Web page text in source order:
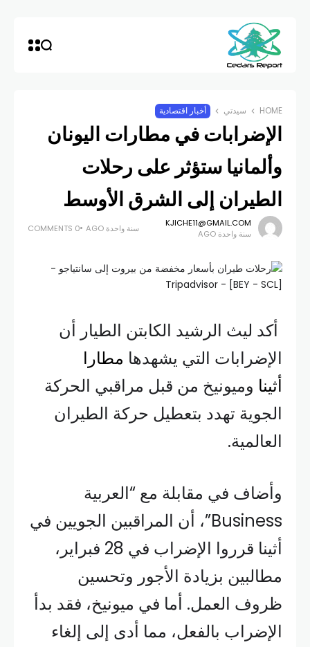
HOME سيدتي أخبار اقتصادية
الإضرابات في مطارات اليونان
وألمانيا ستؤثر على رحلات
الطيران إلى الشرق الأوسط
KJICHE11@GMAIL.COM
سنة واحدة AGO
سنة واحدة AGO 0 COMMENTS
أكد ليث الرشيد الكابتن الطيار أن
الإضرابات التي يشهدها مطارا
أثينا وميونيخ من قبل مراقبي الحركة
الجوية تهدد بتعطيل حركة الطيران
العالمية.
وأضاف في مقابلة مع “العربية
Business”، أن المراقبين الجويين في
أثينا قرروا الإضراب في 28 فبراير،
مطالبين بزيادة الأجور وتحسين
ظروف العمل. أما في ميونيخ، فقد بدأ
الإضراب بالفعل، مما أدى إلى إلغاء